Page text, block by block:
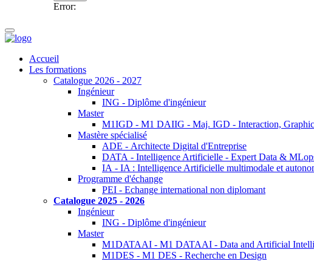
Error:
Accueil
Les formations
Catalogue 2026 - 2027
Ingénieur
ING - Diplôme d'ingénieur
Master
M1IGD - M1 DAIIG - Maj. IGD - Interaction,
Mastère spécialisé
ADE - Architecte Digital d'Entreprise
DATA - Intelligence Artificielle - Expert Data &
IA - IA : Intelligence Artificielle multimodale et
Programme d'échange
PEI - Echange international non diplomant
Catalogue 2025 - 2026
Ingénieur
ING - Diplôme d'ingénieur
Master
M1DATAAI - M1 DATAAI - Data and Artificial
M1DES - M1 DES - Recherche en Design